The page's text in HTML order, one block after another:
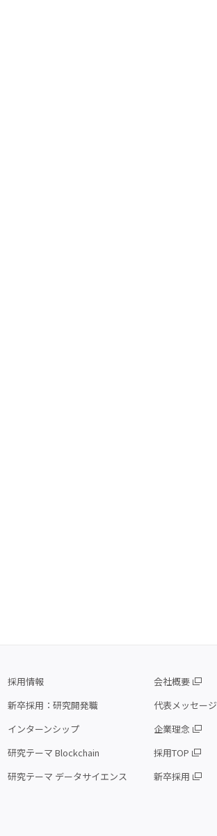
採用情報
新卒採用：研究開発職
インターンシップ
研究テーマ Blockchain
研究テーマ データサイエンス
会社概要
代表メッセージ
企業理念
採用TOP
新卒採用